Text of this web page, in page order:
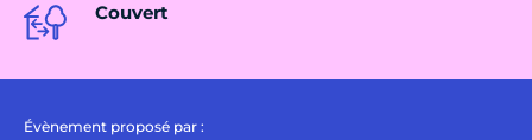
Couvert
Évènement proposé par :